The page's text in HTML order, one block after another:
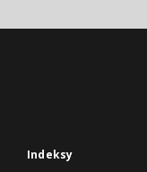
Indeksy